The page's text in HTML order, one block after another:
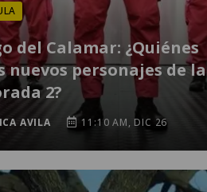
del Calamar: ¿Quiénes
nuevos personajes de la
2?
AVILA 11:10 AM, DIC 26